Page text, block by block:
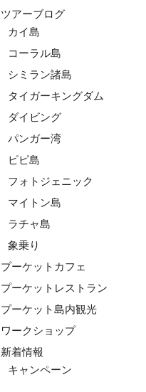
ツアーブログ
カイ島
コーラル島
シミラン諸島
タイガーキングダム
ダイビング
パンガー湾
ピピ島
フォトジェニック
マイトン島
ラチャ島
象乗り
プーケットカフェ
プーケットレストラン
プーケット島内観光
ワークショップ
新着情報
キャンペーン